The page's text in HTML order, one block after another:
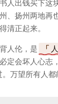
人出钱买下这
、扬州两地再
清正起来。
人伦，是
定会坏人心志
。万望所有人都